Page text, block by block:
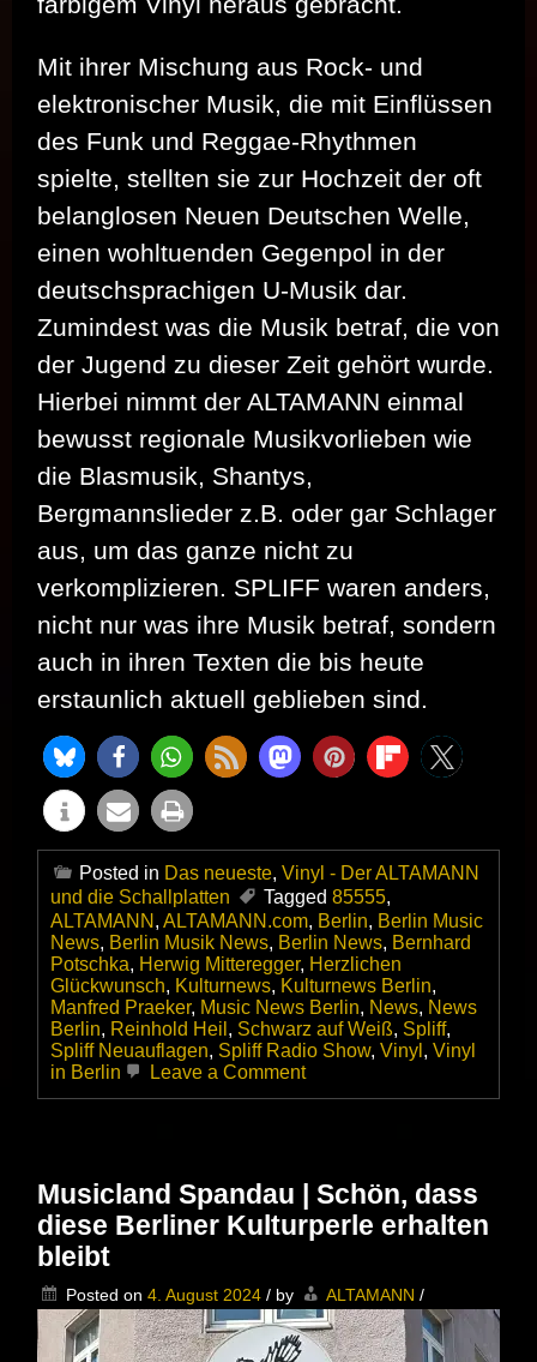
Mit ihrer Mischung aus Rock- und
elektronischer Musik, die mit Einflüssen
des Funk und Reggae-Rhythmen
spielte, stellten sie zur Hochzeit der oft
belanglosen Neuen Deutschen Welle,
einen wohltuenden Gegenpol in der
deutschsprachigen U-Musik dar.
Zumindest was die Musik betraf, die von
der Jugend zu dieser Zeit gehört wurde.
Hierbei nimmt der ALTAMANN einmal
bewusst regionale Musikvorlieben wie
die Blasmusik, Shantys,
Bergmannslieder z.B. oder gar Schlager
aus, um das ganze nicht zu
verkomplizieren. SPLIFF waren anders,
nicht nur was ihre Musik betraf, sondern
auch in ihren Texten die bis heute
erstaunlich aktuell geblieben sind.
Posted in Das neueste, Vinyl - Der ALTAMANN
und die Schallplatten
Tagged 85555,
ALTAMANN , ALTAMANN.com, Berlin, Berlin Music
News, Berlin Musik News, Berlin News, Bernhard
Potschka, Herwig Mitteregger, Herzlichen
Glückwunsch, Kulturnews, Kulturnews Berlin,
Manfred Praeker, Music News Berlin, News, News
Berlin, Reinhold Heil , Schwarz auf Weiß, Spliff,
Spliff Neuauflagen, Spliff Radio Show, Vinyl , Vinyl
in Berlin
Leave a Commenton
–
Die
Alben
von
wurden
neu
aufgelegt
Musicland Spandau | Schön, dass
diese Berliner Kulturperle erhalten
bleibt
Posted on 4. August 2024 / by ALTAMANN /